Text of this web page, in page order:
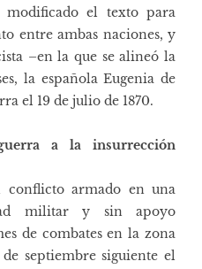
el texto para
entre ambas naciones, y
–en la que se alineó la
la española Eugenia de
el 19 de julio de 1870.
a la insurrección
conflicto armado en una
militar y sin apoyo
de combates en la zona
septiembre siguiente el